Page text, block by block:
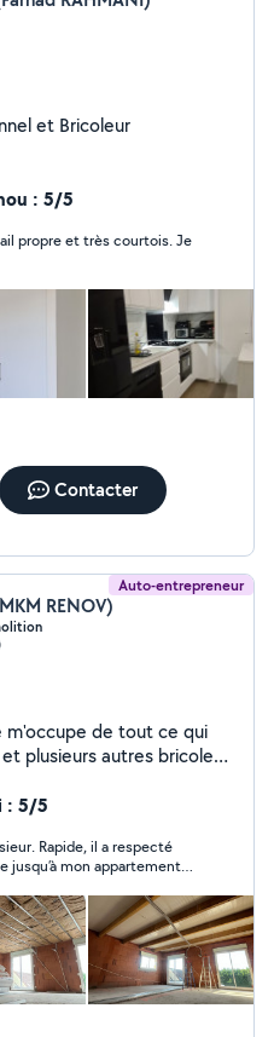
et Bricoleur
: 5/5
propre et très courtois. Je
Contacter
Auto-entrepreneur
RENOV)
m'occupe de tout ce qui
plusieurs autres bricoles
: 5/5
Rapide, il a respecté
jusqu’à mon appartement.